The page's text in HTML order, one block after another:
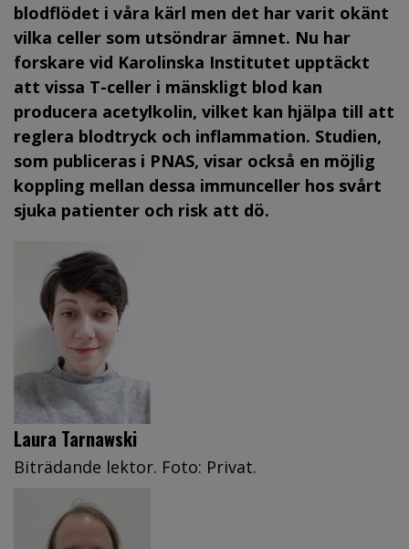
blodflödet i våra kärl men det har varit okänt
vilka celler som utsöndrar ämnet. Nu har
forskare vid Karolinska Institutet upptäckt
att vissa T-celler i mänskligt blod kan
producera acetylkolin, vilket kan hjälpa till att
reglera blodtryck och inflammation. Studien,
som publiceras i PNAS, visar också en möjlig
koppling mellan dessa immunceller hos svårt
sjuka patienter och risk att dö.
Laura Tarnawski
Biträdande lektor. Foto: Privat.